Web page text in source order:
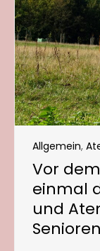
Allgemein,
Vor
einmal
und